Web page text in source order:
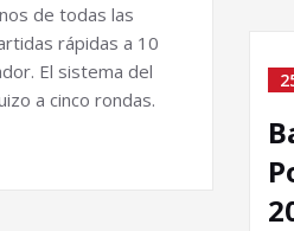
de todas las
rápidas a 10
El sistema del
a cinco rondas.